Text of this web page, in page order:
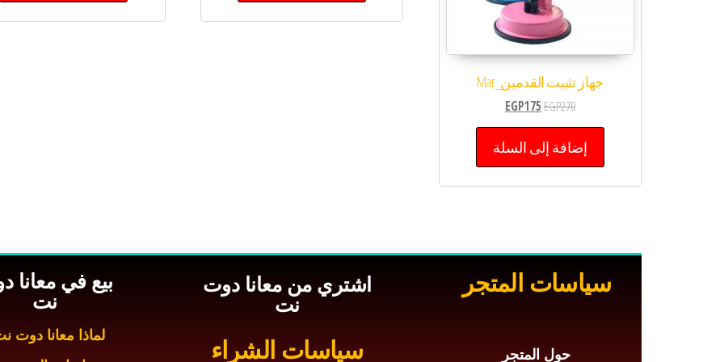
جهاز تثبيت القدمين_Mar
EGP270
EGP175
إضافة إلى السلة
سياسات المتجر
حول المتجر
اشتري من معانا دوت
نت
سياسات الشراء
بيع في معانا
نت
لماذا معانا دوت